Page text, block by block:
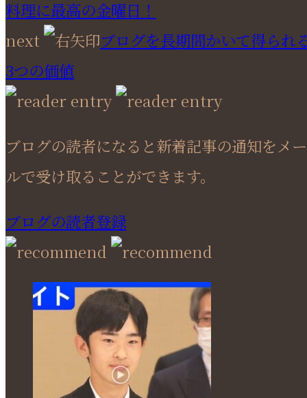
料理に最高の金曜日！
next
ブログを長期間かいて得られ
3つの価値
ブログの読者になると新着記事の通知をメー
ルで受け取ることができます。
ブログの読者登録